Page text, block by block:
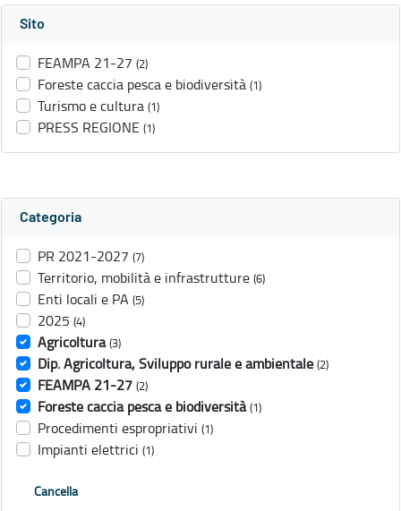
Sito
FEAMPA 21-27 (2)
Foreste caccia pesca e biodiversità (1)
Turismo e cultura (1)
PRESS REGIONE (1)
Categoria
PR 2021-2027 (7)
Territorio, mobilità e infrastrutture (6)
Enti locali e PA (5)
2025 (4)
Agricoltura (3)
Dip. Agricoltura, Sviluppo rurale e ambientale (2)
FEAMPA 21-27 (2)
Foreste caccia pesca e biodiversità (1)
Procedimenti espropriativi (1)
Impianti elettrici (1)
Cancella